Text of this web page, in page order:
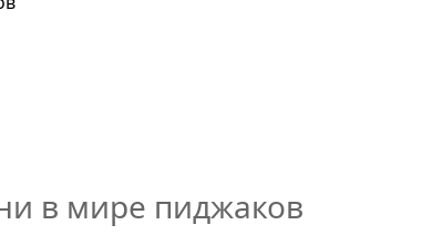
в мире пиджаков